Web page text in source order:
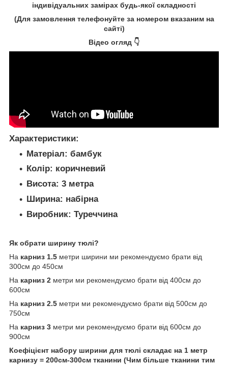
індивідуальних замірах будь-якої складності
(Для замовлення телефонуйте за номером вказаним на
сайті)
Відео огляд 👇
Характеристики:
Матеріал: бамбук
Колір: коричневий
Висота: 3 метра
Ширина: набірна
Виробник: Туреччина
Як обрати ширину тюлі?
На карниз 1.5 метри ширини ми рекомендуємо брати від
300см до 450см
На карниз 2 метри ми рекомендуємо брати від 400см до
600см
На карниз 2.5 метри ми рекомендуємо брати від 500см до
750см
На карниз 3 метри ми рекомендуємо брати від 600см до
900см
Коефіцієнт набору ширини для тюлі складає на 1 метр
карнизу = 200см-300см тканини (Чим більше тканини тим